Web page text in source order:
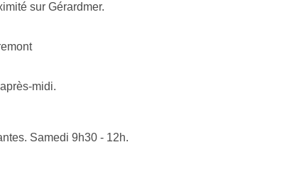
sur Gérardmer.
midi.
Samedi 9h30 - 12h.